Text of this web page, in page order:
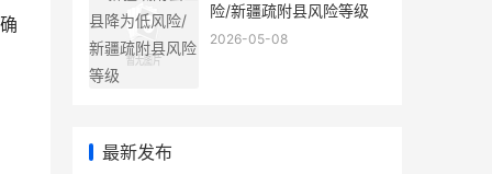
险/新疆疏附县风险等级
2026-05-08
最新发布